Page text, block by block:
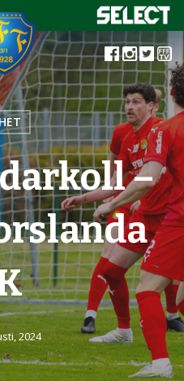
–
2024